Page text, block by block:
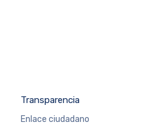
Transparencia
Enlace ciudadano